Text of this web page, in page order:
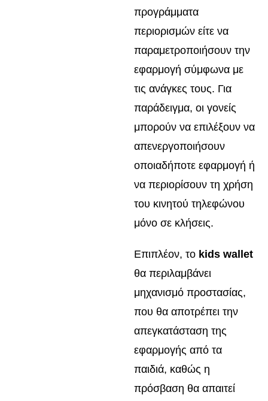
προγράμματα
περιορισμών είτε να
παραμετροποιήσουν την
εφαρμογή σύμφωνα με
τις ανάγκες τους. Για
παράδειγμα, οι γονείς
μπορούν να επιλέξουν να
απενεργοποιήσουν
οποιαδήποτε εφαρμογή ή
να περιορίσουν τη χρήση
του κινητού τηλεφώνου
μόνο σε κλήσεις.
Επιπλέον, το kids wallet
θα περιλαμβάνει
μηχανισμό προστασίας,
που θα αποτρέπει την
απεγκατάσταση της
εφαρμογής από τα
παιδιά, καθώς η
πρόσβαση θα απαιτεί